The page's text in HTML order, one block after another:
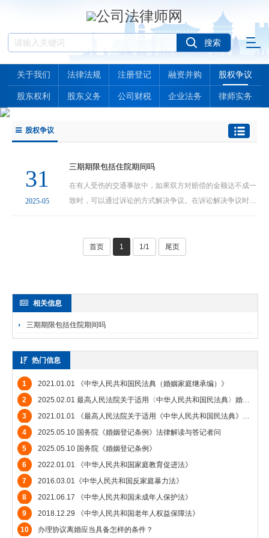
关于我们 法律法规 注册登记 融资并购 股权争议
股东权利 股东义务 公司财税 企业法务 律师实务
股权争议
31
2025-05
三期期限包括住院期间吗
在有人受伤的交通事故中，如果双方对赔偿的金额达不成一
致时，可以通过诉讼的方式解决争议。在诉讼解决争议时，
三期期限是一种很重要的要素，它直接影响到赔偿金额的多
首页
1 1/1 尾页
相关信息
三期期限包括住院期间吗
热门信息
1
2021.01.01 《中华人民共和国民法典（婚姻家庭继承编）》
2
2025.02.01 最高人民法院关于适用〈中华人民共和国民法典〉婚姻家庭编的解释（二）》
3
2021.01.01 《最高人民法院关于适用《中华人民共和国民法典》婚姻家庭编的解释（一）》
4
2025.05.10 国务院《婚姻登记条例》法律解读与答记者问
5
2025.05.10 国务院《婚姻登记条例》
6
2022.01.01 《中华人民共和国家庭教育促进法》
7
2016.03.01《中华人民共和国反家庭暴力法》
8
2021.06.17 《中华人民共和国未成年人保护法》
9
2018.12.29 《中华人民共和国老年人权益保障法》
10
办理协议离婚应当具备怎样的条件？